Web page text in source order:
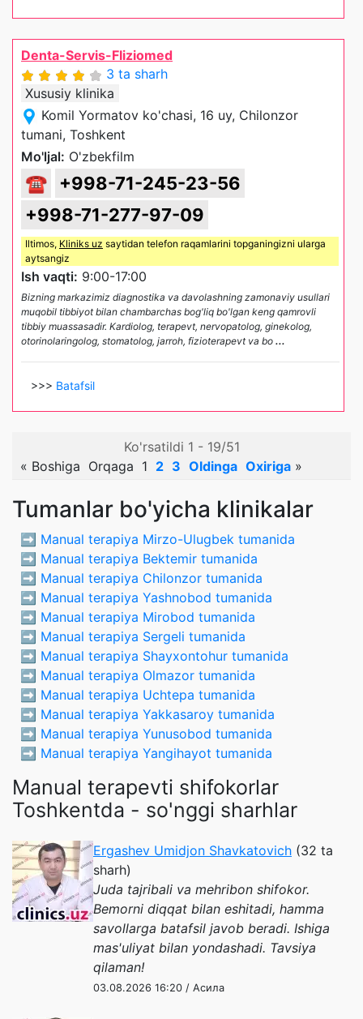
Denta-Servis-FIiziomed
3 ta sharh
Xususiy klinika
Komil Yormatov ko'chasi, 16 uy, Chilonzor
tumani, Toshkent
Mo'ljal: O'zbekfilm
☎
+998-71-245-23-56
+998-71-277-97-09
Iltimos, Kliniks uz saytidan telefon raqamlarini topganingizni ularga
aytsangiz
Ish vaqti: 9:00-17:00
Bizning markazimiz diagnostika va davolashning zamonaviy usullari
muqobil tibbiyot bilan chambarchas bog'liq bo'lgan keng qamrovli
tibbiy muassasadir. Kardiolog, terapevt, nervopatolog, ginekolog,
otorinolaringolog, stomatolog, jarroh, fizioterapevt va bo ...
>>> Batafsil
Ko'rsatildi 1 - 19/51
« Boshiga Orqaga 1 2 3 Oldinga Oxiriga »
Tumanlar bo'yicha klinikalar
➡️ Manual terapiya Mirzo-Ulugbek tumanida
➡️ Manual terapiya Bektemir tumanida
➡️ Manual terapiya Chilonzor tumanida
➡️ Manual terapiya Yashnobod tumanida
➡️ Manual terapiya Mirobod tumanida
➡️ Manual terapiya Sergeli tumanida
➡️ Manual terapiya Shayxontohur tumanida
➡️ Manual terapiya Olmazor tumanida
➡️ Manual terapiya Uchtepa tumanida
➡️ Manual terapiya Yakkasaroy tumanida
➡️ Manual terapiya Yunusobod tumanida
➡️ Manual terapiya Yangihayot tumanida
Manual terapevti shifokorlar
Toshkentda - so'nggi sharhlar
Ergashev Umidjon Shavkatovich (32 ta
sharh)
Juda tajribali va mehribon shifokor.
Bemorni diqqat bilan eshitadi, hamma
savollarga batafsil javob beradi. Ishiga
mas'uliyat bilan yondashadi. Tavsiya
qilaman!
03.08.2026 16:20 / Асила